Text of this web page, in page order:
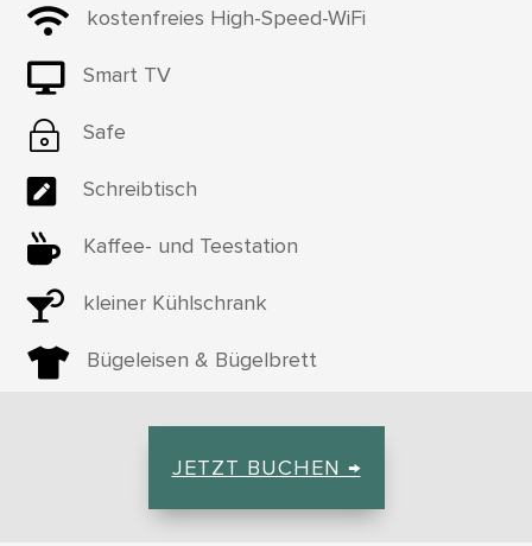
 kostenfreies High-Speed-WiFi
 Smart TV
~ Safe
 Schreibtisch
 Kaffee- und Teestation
 kleiner Kühlschrank
 Bügeleisen & Bügelbrett
JETZT BUCHEN →